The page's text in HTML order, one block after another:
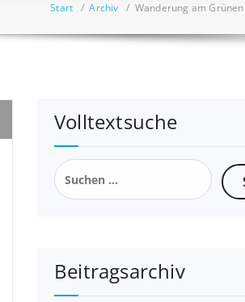
Start /Archiv / Wanderung am
Volltextsuche
Beitragsarchiv